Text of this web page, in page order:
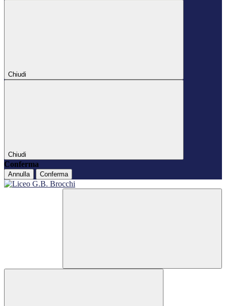
Chiudi
Chiudi
Conferma
Annulla Conferma